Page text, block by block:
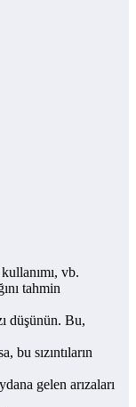
vb.
tahmin
düşünün. Bu,
bu sızıntıların
gelen arızaları